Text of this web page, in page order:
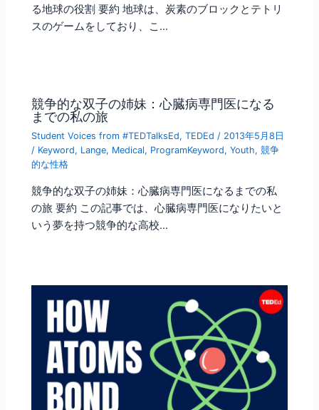
る地球の役割 要約 地球は、炭素のブロックとテトリ
スのゲームをしており、こ…
競争的な双子の姉妹：心臓病専門医になる
までの私の旅
Student Voices from #TEDTalksEd,TEDEd / 2013年5月8日
/ Keyword, Lange, Medical, ProgramKeyword,Youth,競争
的な性格
競争的な双子の姉妹：心臓病専門医になるまでの私
の旅 要約 この記事では、心臓病専門医になりたいと
いう夢を持つ競争的な高校…